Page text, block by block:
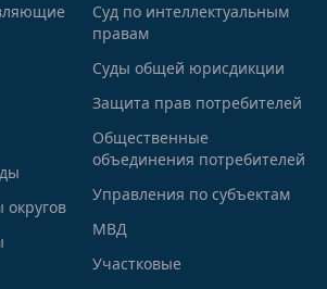
Суд по интеллектуальным
правам
Суды общей юрисдикции
Защита прав потребителей
Общественные
объединения потребителей
Управления по субъектам
МВД
Участковые